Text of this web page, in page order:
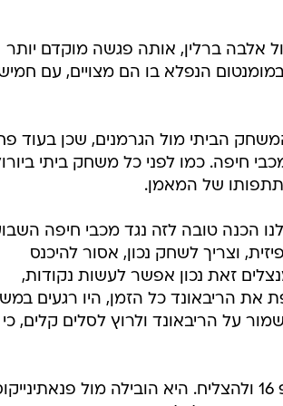
16 עם משחק ביתי מול אלבה ברלין, אותה פגשה מוקדם יותר
הנפלא בו הם מצויים, עם
הביתי מול הגרמנים, שכן בעוד
חיפה. כמו לפני כל משחק ביתי
של המאמן.
הכנה טובה לזה נגד מכבי חיפה
וצריך לשחק נכון, אסור להיכנס
זאת נכון אפשר לעשות נקודות,
את הריבאונד כל הזמן, היו רגעים
על הריבאונד ולרוץ לסלים קלים,
"לכל קבוצה יש מה להפסיד. אלבה רוצה להישאר בטופ 16 ולהצליח. היא הובילה מול